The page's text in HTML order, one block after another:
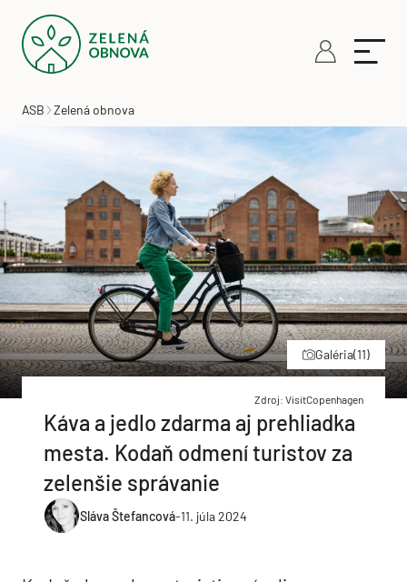
ASB Zelená obnova
Galéria(11)
Zdroj: VisitCopenhagen
Káva a jedlo zdarma aj prehliadka
mesta. Kodaň odmení turistov za
zelenšie správanie
Sláva Štefancová-11. júla 2024